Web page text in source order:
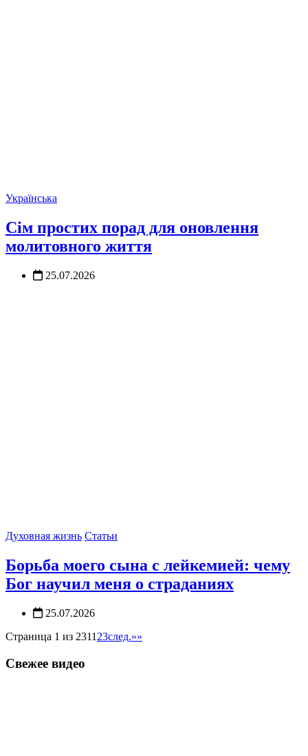
Українська
Сім простих порад для оновлення
молитовного життя
25.07.2026
Духовная жизнь Статьи
Борьба моего сына с лейкемией: чему
Бог научил меня о страданиях
25.07.2026
Страница 1 из 2311 23след.»»
Свежее видео